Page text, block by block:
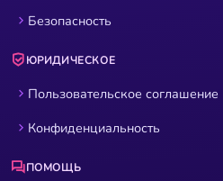
Безопасность
ЮРИДИЧЕСКОЕ
Пользовательское соглашение
Конфиденциальность
ПОМОЩЬ